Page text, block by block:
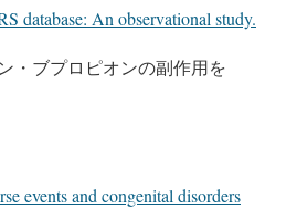
database: An observational study.
・ブプロピオンの副作用を
events and congenital disorders